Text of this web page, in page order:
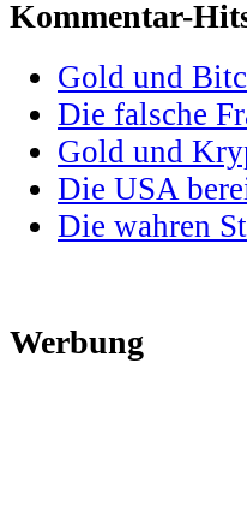
Kommentar-
Gold und
Die falsche
Gold und
Die USA
Die wahren
Werbung